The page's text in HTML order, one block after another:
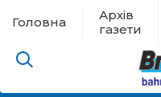
Головна
Архів
газети